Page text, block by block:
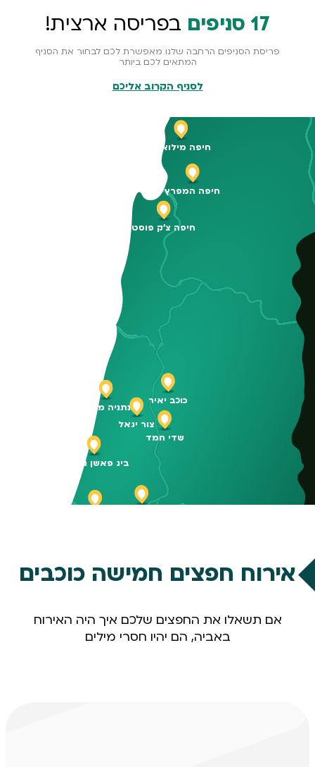
17 סניפים בפריסה ארצית!
פריסת הסניפים הרחבה שלנו מאפשרת לכם לבחור את הסניף
המתאים לכם ביותר
לסניף הקרוב אליכם
קיבוץ הראל
יד בנימין
ראשון לציוןחולון
שדי חמד
צור יגאל
כוכב יאיר
חיפה צ'ק פוסט
חיפה המפרץ
חיפה מילואות
ביג פאשן גלילות
מבואות ירושלים
נתניה מזרח
אירוח חפצים חמישה כוכבים
אם תשאלו את החפצים שלכם איך היה האירוח
באביה, הם יהיו חסרי מילים